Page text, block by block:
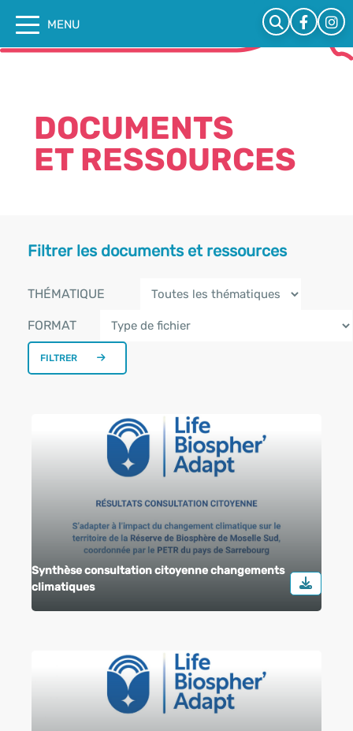
MENU
DOCUMENTS
ET RESSOURCES
Filtrer les documents et ressources
THÉMATIQUE
FORMAT
FILTRER
Synthèse consultation citoyenne changements
climatiques